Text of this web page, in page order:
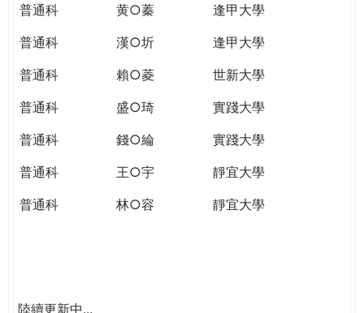
普通科
黄○蓁
逢甲大學
普通科
漢○圻
逢甲大學
普通科
賴○菱
世新大學
普通科
盛○琦
實踐大學
普通科
錢○綸
實踐大學
普通科
王○宇
靜宜大學
普通科
林○容 靜宜大學
陸續更新中...